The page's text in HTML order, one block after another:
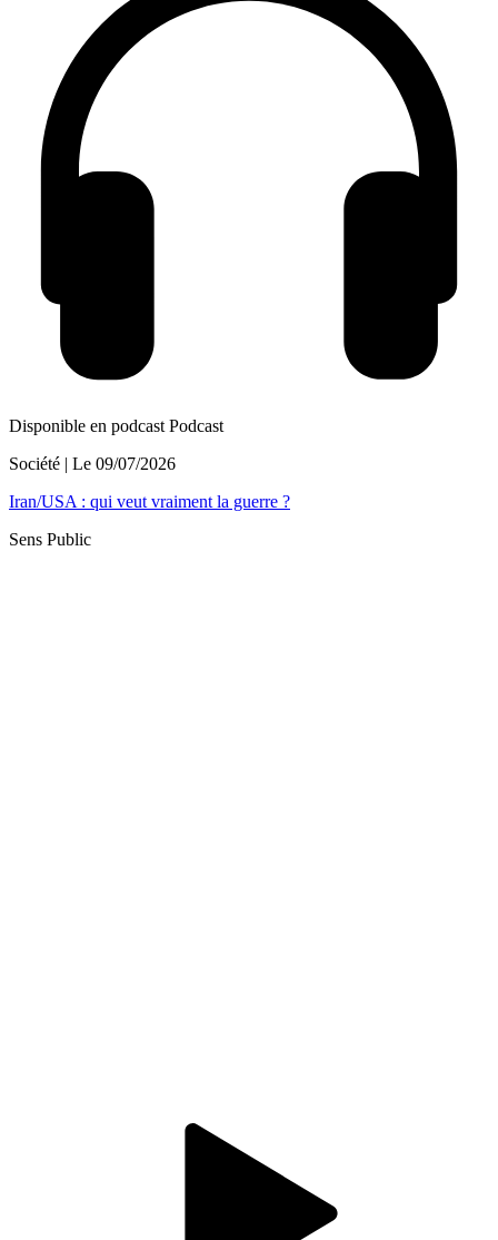
Disponible en podcast Podcast
Société | Le 09/07/2026
Iran/USA : qui veut vraiment la guerre ?
Sens Public